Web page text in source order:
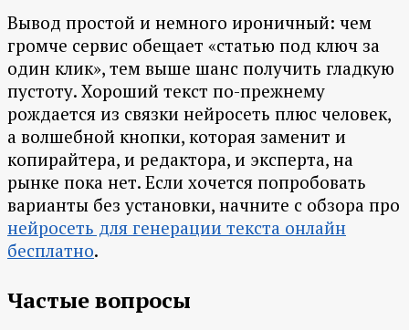
Вывод простой и немного ироничный: чем
громче сервис обещает «статью под ключ за
один клик», тем выше шанс получить гладкую
пустоту. Хороший текст по-прежнему
рождается из связки нейросеть плюс человек,
а волшебной кнопки, которая заменит и
копирайтера, и редактора, и эксперта, на
рынке пока нет. Если хочется попробовать
варианты без установки, начните с обзора про
нейросеть для генерации текста онлайн
бесплатно.
Частые вопросы